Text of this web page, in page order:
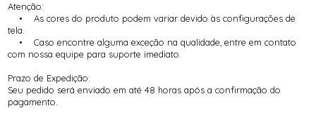
Atenção:
• As cores do produto podem variar devido às configurações de
tela.
• Caso encontre alguma exceção na qualidade, entre em contato
com nossa equipe para suporte imediato.
Prazo de Expedição:
Seu pedido será enviado em até 48 horas após a confirmação do
pagamento.